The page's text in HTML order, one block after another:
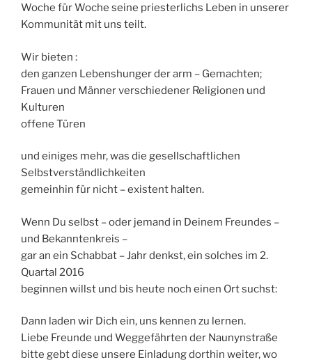
Woche für Woche seine priesterlichs Leben in unserer
Kommunität mit uns teilt.
Wir bieten :
den ganzen Lebenshunger der arm – Gemachten;
Frauen und Männer verschiedener Religionen und
Kulturen
offene Türen
und einiges mehr, was die gesellschaftlichen
Selbstverständlichkeiten
gemeinhin für nicht – existent halten.
Wenn Du selbst – oder jemand in Deinem Freundes –
und Bekanntenkreis –
gar an ein Schabbat – Jahr denkst, ein solches im 2.
Quartal 2016
beginnen willst und bis heute noch einen Ort suchst:
Dann laden wir Dich ein, uns kennen zu lernen.
Liebe Freunde und Weggefährten der Naunynstraße
bitte gebt diese unsere Einladung dorthin weiter, wo